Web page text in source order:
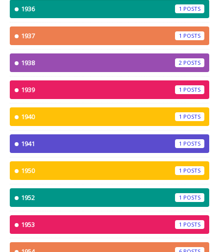
1936 1
1937 1
1938 2
1939 1
1940 1
1941 1
1950 1
1952 1
1953 1